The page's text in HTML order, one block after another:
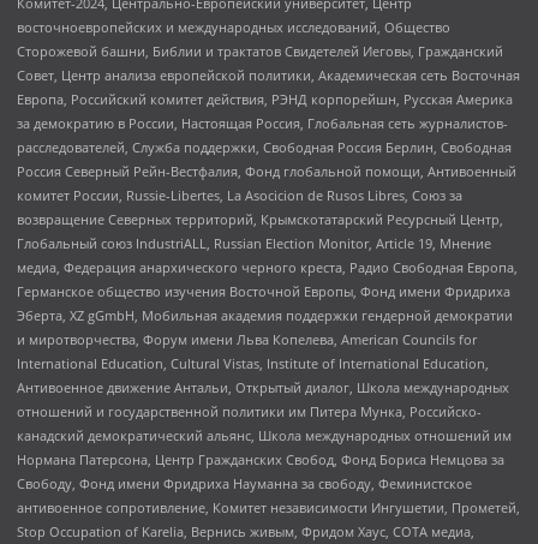
восточноевропейских и международных исследований, Общество
Сторожевой башни, Библии и трактатов Свидетелей Иеговы, Гражданский
Совет, Центр анализа европейской политики, Академическая сеть Восточная
Европа, Российский комитет действия, РЭНД корпорейшн, Русская Америка
за демократию в России, Настоящая Россия, Глобальная сеть журналистов-
расследователей, Служба поддержки, Свободная Россия Берлин, Свободная
Россия Северный Рейн-Вестфалия, Фонд глобальной помощи, Антивоенный
комитет России, Russie-Libertes, La Asocicion de Rusos Libres, Союз за
возвращение Северных территорий, Крымскотатарский Ресурсный Центр,
Глобальный союз IndustriALL, Russian Election Monitor, Article 19, Мнение
медиа, Федерация анархического черного креста, Радио Свободная Европа,
Германское общество изучения Восточной Европы, Фонд имени Фридриха
Эберта, XZ gGmbH, Мобильная академия поддержки гендерной демократии
и миротворчества, Форум имени Льва Копелева, American Councils for
International Education, Cultural Vistas, Institute of International Education,
Антивоенное движение Антальи, Открытый диалог, Школа международных
отношений и государственной политики им Питера Мунка, Российско-
канадский демократический альянс, Школа международных отношений им
Нормана Патерсона, Центр Гражданских Свобод, Фонд Бориса Немцова за
Свободу, Фонд имени Фридриха Науманна за свободу, Феминистское
антивоенное сопротивление, Комитет независимости Ингушетии, Прометей,
Stop Occupation of Karelia, Вернись живым, Фридом Хаус, СОТА медиа,